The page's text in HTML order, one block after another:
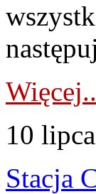
10
Stacja